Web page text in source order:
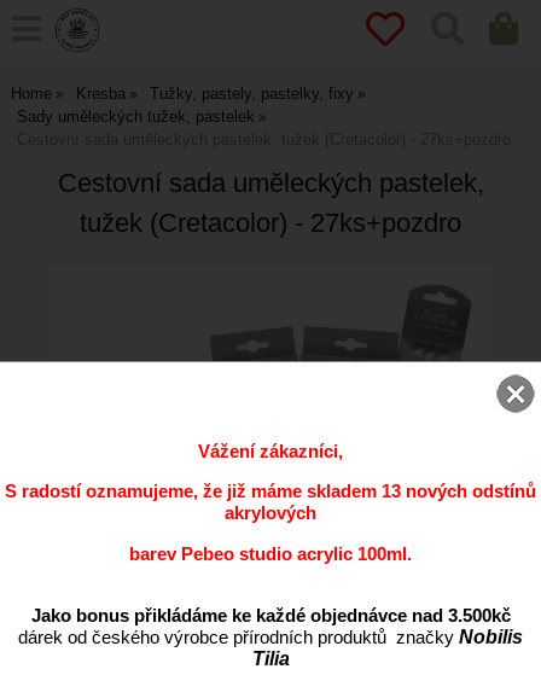
Home Kresba
Tužky, pastely, pastelky, fixy
Sady uměleckých tužek, pastelek
Cestovní sada uměleckých pastelek, tužek (Cretacolor) - 27ks+pozdro
Cestovní sada uměleckých pastelek,
tužek (Cretacolor) - 27ks+pozdro
Vážení zákazníci,
S radostí oznamujeme, že již máme skladem 13 nových odstínů
akrylových
barev Pebeo studio acrylic 100ml.
Jako bonus přikládáme ke každé objednávce nad 3.500kč
dárek od českého výrobce přírodních produktů značky Nobilis
Tilia